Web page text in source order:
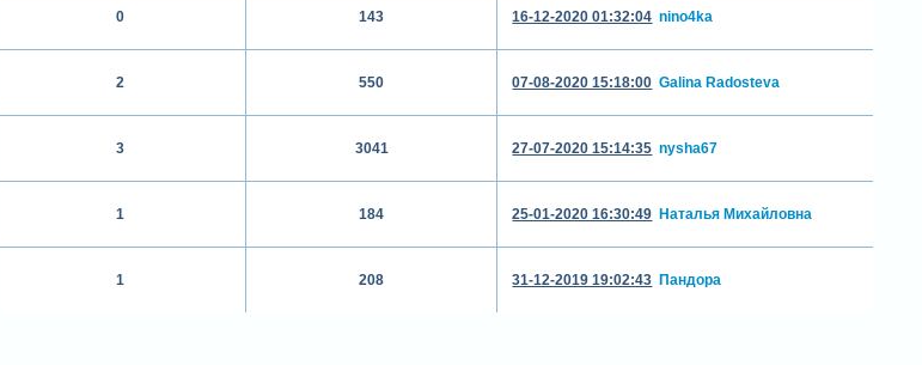
0 143 16-12-2020 01:32:04 nino4ka
2 550 07-08-2020 15:18:00 Galina Radosteva
3 3041 27-07-2020 15:14:35 nysha67
1 184 25-01-2020 16:30:49 Наталья Михайловна
1 208 31-12-2019 19:02:43 Пандора